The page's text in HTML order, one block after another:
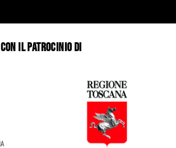
CON IL PATROCINIO DI